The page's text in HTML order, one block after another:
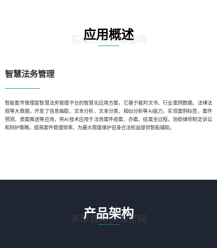
应用概述
买球官网 买球官网
智慧法务管理
智能案件管理是智慧法务管理平台的智慧化应用方案，它基于裁判文书、行业案例数据、法律法
规等大数据，开发了信息抽取、文本分析、文本分类、相似分析等AI能力，实现案例标签、案件
预测、类案推送等应用，将AI技术应用于法务案件收案、办案、结案全过程，协助律师制定诉讼
和辩护策略，提高案件管理效率、为最大限度维护自身合法权益提供智能辅助。
产品架构
买球官网 买球官网